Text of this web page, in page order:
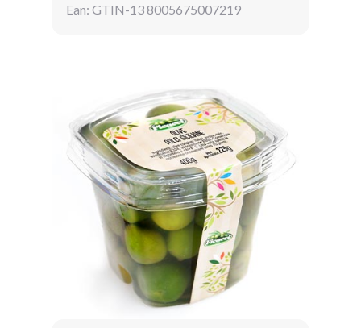
Ean: GTIN-13 8005675007219